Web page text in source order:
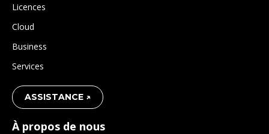
Licences
Cloud
Business
Services
ASSISTANCE ↗
À propos de nous